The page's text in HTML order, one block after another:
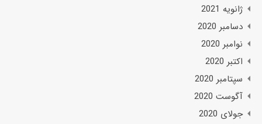
ژانویه 2021
دسامبر 2020
نوامبر 2020
اکتبر 2020
سپتامبر 2020
آگوست 2020
جولای 2020